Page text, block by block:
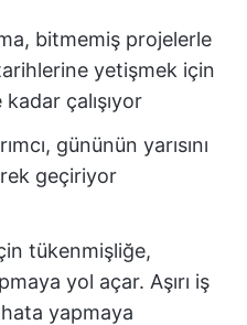
bitmemiş projelerle
yetişmek için
çalışıyor
gününün yarısını
geçiriyor
tükenmişliğe,
yol açar. Aşırı iş
yapmaya